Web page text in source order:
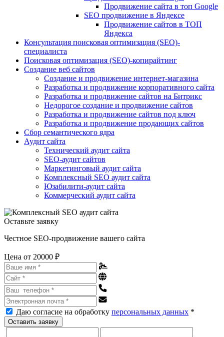
Продвижение сайта в топ Google
SEO продвижение в Яндексе
Продвижение сайтов в ТОП
Яндекса
Консультация поисковая оптимизация (SEO)-
специалиста
Поисковая оптимизация (SEO)-копирайтинг
Создание веб сайтов
Создание и продвижение интернет-магазина
Разработка и продвижение корпоративного сайта
Разработка и продвижение сайтов на Битрикс
Недорогое создание и продвижение сайтов
Разработка и продвижение сайтов под ключ
Разработка и продвижение продающих сайтов
Сбор семантического ядра
Аудит сайта
Технический аудит сайта
SEO-аудит сайтов
Маркетинговый аудит сайта
Комплексный SEO аудит сайта
Юзабилити-аудит сайта
Коммерческий аудит сайта
Оставьте заявку
Честное SEO-продвижение вашего сайта
Цена от 20000 ₽
Даю согласие на обработку персональных данных *